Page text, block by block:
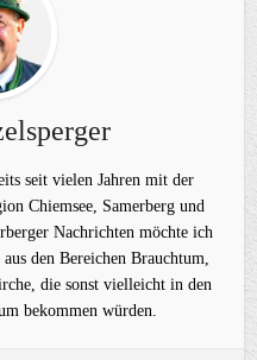
seit vielen Jahren mit der
Chiemsee, Samerberg und
Nachrichten möchte ich
den Bereichen Brauchtum,
die sonst vielleicht in den
bekommen würden.